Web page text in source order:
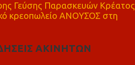
Γεύσης Παρασκευών Κρέατος
κρεοπωλείο ΑΝΟΥΣΟΣ στη
ΑΚΙΝΗΤΩΝ